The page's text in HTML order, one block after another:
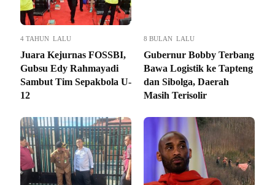
4 TAHUN LALU
Juara Kejurnas FOSSBI,
Gubsu Edy Rahmayadi
Sambut Tim Sepakbola U-
12
8 BULAN LALU
Gubernur Bobby Terbang
Bawa Logistik ke Tapteng
dan Sibolga, Daerah
Masih Terisolir